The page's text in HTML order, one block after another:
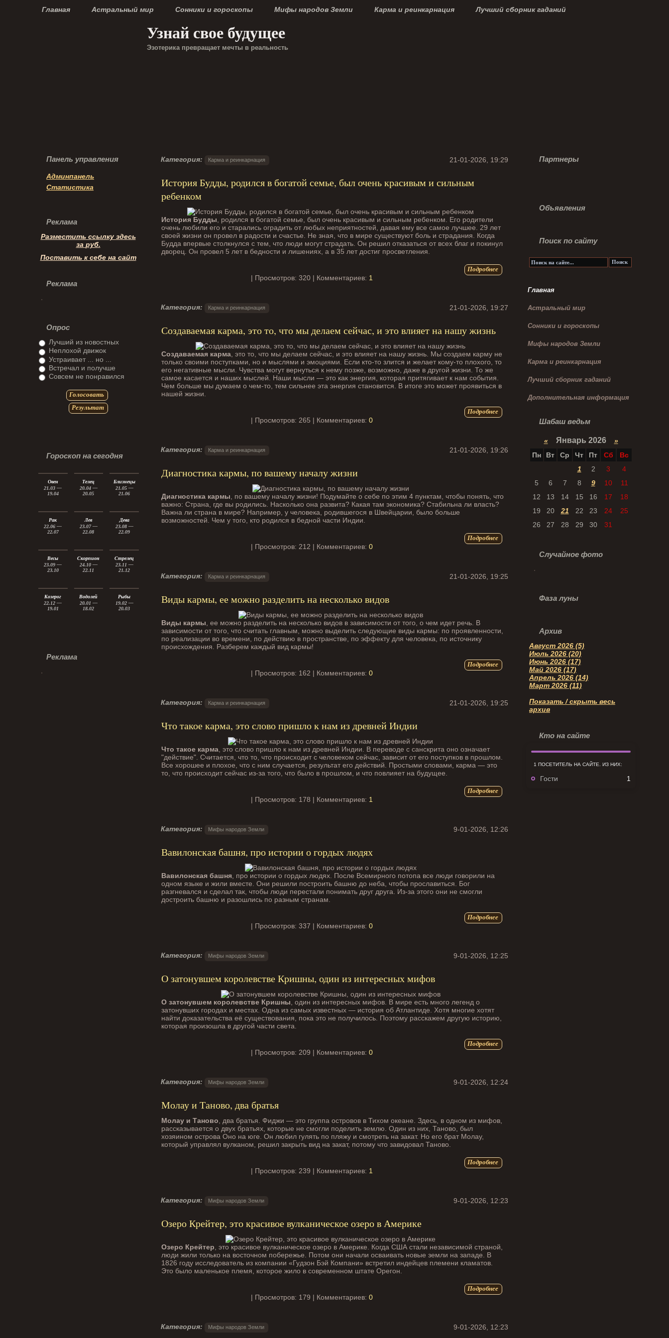
Главная Астральный мир Сонники и гороскопы Мифы народов Земли Карма и реинкарнация Лучший сборник гаданий
Узнай свое будущее
Эзотерика превращает мечты в реальность
Панель управления
Админпанель
Статистика
Реклама
Разместить ссылку здесь
за руб.
Поставить к себе на сайт
Реклама
Опрос
Лучший из новостных
Неплохой движок
Устраивает ... но ...
Встречал и получше
Совсем не понравился
Голосовать
Результат
Гороскоп на сегодня
Овен
21.03 —
19.04
Телец
20.04 —
20.05
Близнецы
21.05 —
21.06
Рак
22.06 —
22.07
Лев
23.07 —
22.08
Дева
23.08 —
22.09
Весы
23.09 —
23.10
Скорпион
24.10 —
22.11
Стрелец
23.11 —
21.12
Козерог
22.12 —
19.01
Водолей
20.01 —
18.02
Рыбы
19.02 —
20.03
Реклама
Категория: Карма и реинкарнация 21-01-2026, 19:29
История Будды, родился в богатой семье, был очень красивым и сильным
ребенком
История Будды , родился в богатой семье, был очень красивым и сильным ребенком. Его родители
очень любили его и старались оградить от любых неприятностей, давая ему все самое лучшее. 29 лет
своей жизни он провел в радости и счастье. Не зная, что в мире существуют боль и страдания. Когда
Будда впервые столкнулся с тем, что люди могут страдать. Он решил отказаться от всех благ и покинул
дворец. Он провел 5 лет в бедности и лишениях, а в 35 лет достиг просветления.
Подробнее
| Просмотров: 320 | Комментариев: 1
Категория: Карма и реинкарнация 21-01-2026, 19:27
Создаваемая карма, это то, что мы делаем сейчас, и это влияет на нашу жизнь
Создаваемая карма , это то, что мы делаем сейчас, и это влияет на нашу жизнь. Мы создаем карму не
только своими поступками, но и мыслями и эмоциями. Если кто-то злится и желает кому-то плохого, то
его негативные мысли. Чувства могут вернуться к нему позже, возможно, даже в другой жизни. То же
самое касается и наших мыслей. Наши мысли — это как энергия, которая притягивает к нам события.
Чем больше мы думаем о чем-то, тем сильнее эта энергия становится. В итоге это может проявиться в
нашей жизни.
Подробнее
| Просмотров: 265 | Комментариев: 0
Категория: Карма и реинкарнация 21-01-2026, 19:26
Диагностика кармы, по вашему началу жизни
Диагностика кармы , по вашему началу жизни! Подумайте о себе по этим 4 пунктам, чтобы понять, что
важно: Страна, где вы родились. Насколько она развита? Какая там экономика? Стабильна ли власть?
Важна ли страна в мире? Например, у человека, родившегося в Швейцарии, было больше
возможностей. Чем у того, кто родился в бедной части Индии.
Подробнее
| Просмотров: 212 | Комментариев: 0
Категория: Карма и реинкарнация 21-01-2026, 19:25
Виды кармы, ее можно разделить на несколько видов
Виды кармы , ее можно разделить на несколько видов в зависимости от того, о чем идет речь. В
зависимости от того, что считать главным, можно выделить следующие виды кармы: по проявленности,
по реализации во времени, по действию в пространстве, по эффекту для человека, по источнику
происхождения. Разберем каждый вид кармы!
Подробнее
| Просмотров: 162 | Комментариев: 0
Категория: Карма и реинкарнация 21-01-2026, 19:25
Что такое карма, это слово пришло к нам из древней Индии
Что такое карма , это слово пришло к нам из древней Индии. В переводе с санскрита оно означает
"действие". Считается, что то, что происходит с человеком сейчас, зависит от его поступков в прошлом.
Все хорошее и плохое, что с ним случается, результат его действий. Простыми словами, карма — это
то, что происходит сейчас из-за того, что было в прошлом, и что повлияет на будущее.
Подробнее
| Просмотров: 178 | Комментариев: 1
Категория: Мифы народов Земли 9-01-2026, 12:26
Вавилонская башня, про истории о гордых людях
Вавилонская башня , про истории о гордых людях. После Всемирного потопа все люди говорили на
одном языке и жили вместе. Они решили построить башню до неба, чтобы прославиться. Бог
разгневался и сделал так, чтобы люди перестали понимать друг друга. Из-за этого они не смогли
достроить башню и разошлись по разным странам.
Подробнее
| Просмотров: 337 | Комментариев: 0
Категория: Мифы народов Земли 9-01-2026, 12:25
О затонувшем королевстве Кришны, один из интересных мифов
О затонувшем королевстве Кришны , один из интересных мифов. В мире есть много легенд о
затонувших городах и местах. Одна из самых известных — история об Атлантиде. Хотя многие хотят
найти доказательства её существования, пока это не получилось. Поэтому расскажем другую историю,
которая произошла в другой части света.
Подробнее
| Просмотров: 209 | Комментариев: 0
Категория: Мифы народов Земли 9-01-2026, 12:24
Молау и Таново, два братья
Молау и Таново , два братья. Фиджи — это группа островов в Тихом океане. Здесь, в одном из мифов,
рассказывается о двух братьях, которые не смогли поделить землю. Один из них, Таново, был
хозяином острова Оно на юге. Он любил гулять по пляжу и смотреть на закат. Но его брат Молау,
который управлял вулканом, решил закрыть вид на закат, потому что завидовал Таново.
Подробнее
| Просмотров: 239 | Комментариев: 1
Категория: Мифы народов Земли 9-01-2026, 12:23
Озеро Крейтер, это красивое вулканическое озеро в Америке
Озеро Крейтер , это красивое вулканическое озеро в Америке. Когда США стали независимой страной,
люди жили только на восточном побережье. Потом они начали осваивать новые земли на западе. В
1826 году исследователь из компании «Гудзон Бэй Компани» встретил индейцев племени кламатов.
Это было маленькое племя, которое жило в современном штате Орегон.
Подробнее
| Просмотров: 179 | Комментариев: 0
Категория: Мифы народов Земли 9-01-2026, 12:23
Партнеры
Объявления
Поиск по сайту
Главная
Астральный мир
Сонники и гороскопы
Мифы народов Земли
Карма и реинкарнация
Лучший сборник гаданий
Дополнительная информация
Шабаш ведьм
«Январь 2026 »
Пн
Вт Ср Чт Пт Сб
Вс
1
2 3
4
5
6 7 8 9 10
11
12
13 14 15 16 17
18
19
20 21 22 23 24
25
26
27 28 29 30 31
Случайное фото
Фаза луны
Архив
Август 2026 (5)
Июль 2026 (20)
Июнь 2026 (17)
Май 2026 (17)
Апрель 2026 (14)
Март 2026 (11)
Показать / скрыть весь
архив
Кто на сайте
1 ПОСЕТИТЕЛЬ НА САЙТЕ. ИЗ НИХ:
Гости 1